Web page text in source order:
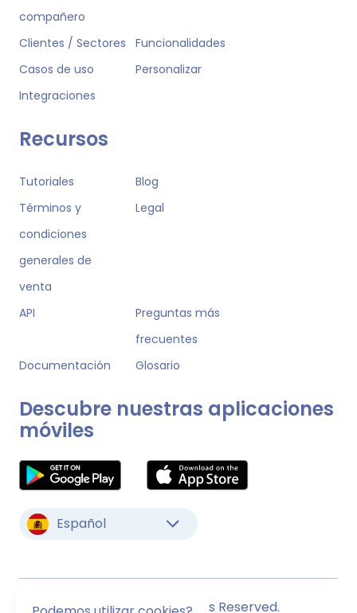
compañero
Clientes / Sectores
Funcionalidades
Casos de uso
Personalizar
Integraciones
Recursos
Tutoriales
Blog
Términos y
condiciones
generales de
venta
Legal
API
Preguntas más
frecuentes
Documentación
Glosario
Descubre nuestras aplicaciones
móviles
Español
© Monstock. All Rights Reserved.